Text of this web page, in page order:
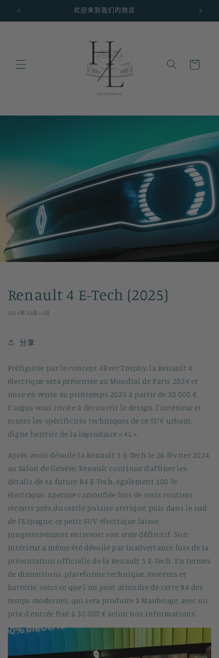
跳到内
容
欢迎来到我们的商店 Du 7
物
Renault 4 E-Tech (2025)
2024年10月13日
分享
Préfigurée par le concept 4Ever Trophy, la Renault 4
électrique sera présentée au Mondial de Paris 2024 et
mise en vente au printemps 2025 à partir de 30 000 €.
L'argus vous invite à découvrir le design, l'intérieur et
toutes les spécificités techniques de ce SUV urbain,
digne héritier de la légendaire « 4L ».
Après avoir dévoilé la Renault 5 E-Tech le 26 février 2024
au Salon de Genève, Renault continue d’affiner les
détails de sa future R4 E-Tech, également 100 %
électrique. Aperçue camouflée lors de tests routiers
récents près du cercle polaire arctique, puis dans le sud
de l’Espagne, ce petit SUV électrique laisse
progressivement entrevoir son style définitif. Son
intérieur a même été dévoilé par inadvertance lors de la
présentation officielle de la Renault 5 E-Tech. En termes
de dimensions, plateforme technique, moteurs et
batterie, voici ce que l'on peut attendre de cette R4 des
temps modernes, qui sera produite à Maubeuge, avec un
prix d'entrée fixé à 30 000 € selon nos informations.